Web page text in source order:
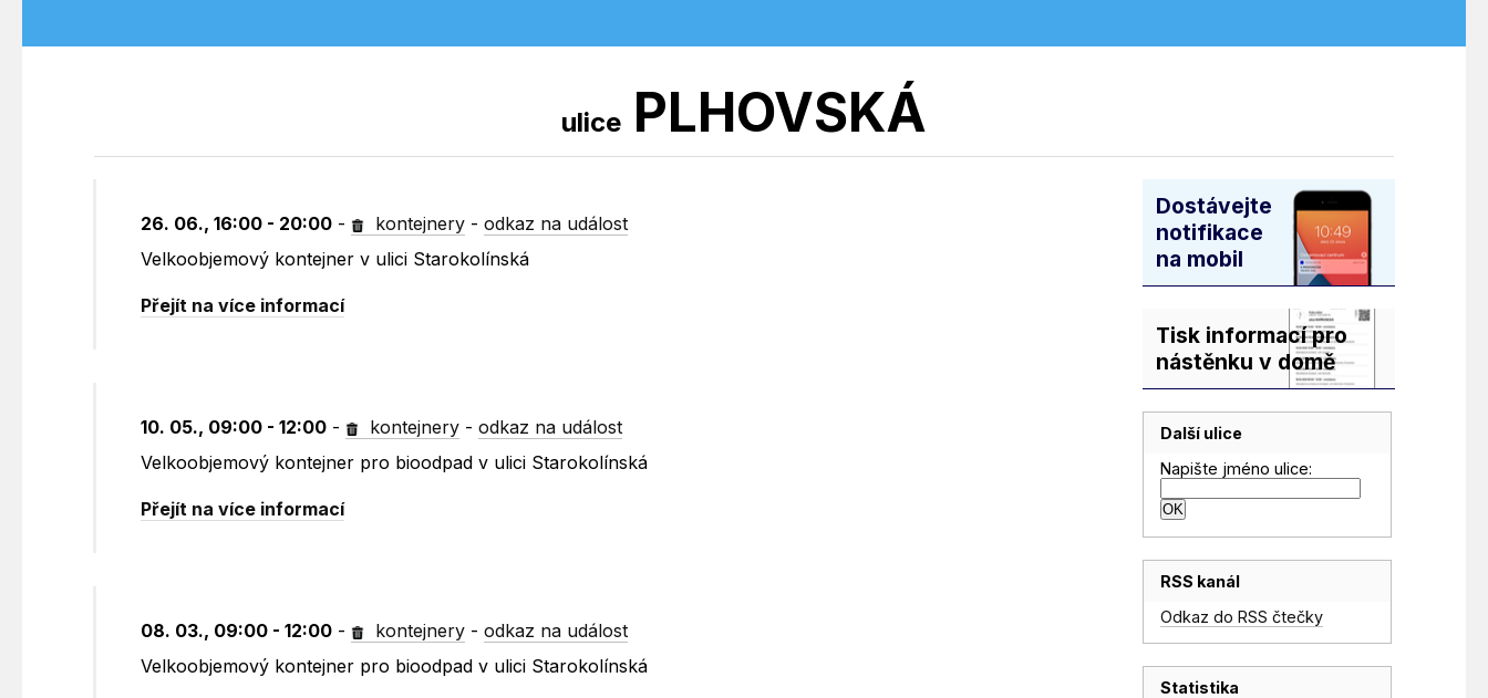
ulice PLHOVSKÁ
26. 06., 16:00 - 20:00 - kontejnery -odkaz na událost
Velkoobjemový kontejner v ulici Starokolínská
Přejít na více informací
10. 05., 09:00 - 12:00 - kontejnery -odkaz na událost
Velkoobjemový kontejner pro bioodpad v ulici Starokolínská
Přejít na více informací
08. 03., 09:00 - 12:00 - kontejnery -odkaz na událost
Velkoobjemový kontejner pro bioodpad v ulici Starokolínská
Dostávejte
notifikace
na mobil
Tisk informací pro
nástěnku v domě
Další ulice
Napište jméno ulice:
RSS kanál
Odkaz do RSS čtečky
Statistika